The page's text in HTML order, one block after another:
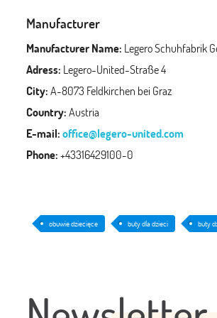
Manufacturer
Manufacturer Name: Legero Schuhfabrik
Adress: Legero-United-Straße 4
City:A-8073 Feldkirchen bei Graz
Country:Austria
E-mail:office@legero-united.com
Phone:+43316429100-0
obuwie dziecięce buty dla dzieci buty